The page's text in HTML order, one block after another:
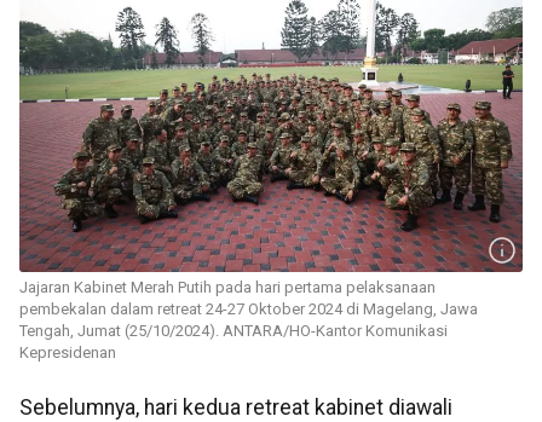
Jajaran Kabinet Merah Putih pada hari pertama pelaksanaan
pembekalan dalam retreat 24-27 Oktober 2024 di Magelang, Jawa
Tengah, Jumat (25/10/2024). ANTARA/HO-Kantor Komunikasi
Kepresidenan
Sebelumnya, hari kedua retreat kabinet diawali